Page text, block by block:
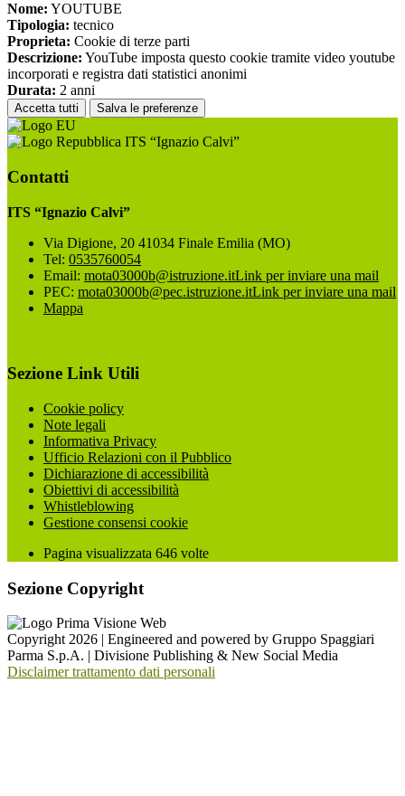
Nome: YOUTUBE
Tipologia: tecnico
Proprieta: Cookie di terze parti
Descrizione: YouTube imposta questo cookie tramite video youtube
incorporati e registra dati statistici anonimi
Durata: 2 anni
Accetta tutti Salva le preferenze
ITS “Ignazio Calvi”
Contatti
ITS “Ignazio Calvi”
Via Digione, 20 41034 Finale Emilia (MO)
Tel: 0535760054
Email: mota03000b@istruzione.itLink per inviare una mail
PEC: mota03000b@pec.istruzione.itLink per inviare una mail
Mappa
Sezione Link Utili
Cookie policy
Note legali
Informativa Privacy
Ufficio Relazioni con il Pubblico
Dichiarazione di accessibilità
Obiettivi di accessibilità
Whistleblowing
Gestione consensi cookie
Pagina visualizzata 646 volte
Sezione Copyright
Copyright 2026 | Engineered and powered by Gruppo Spaggiari
Parma S.p.A. | Divisione Publishing & New Social Media
Disclaimer trattamento dati personali